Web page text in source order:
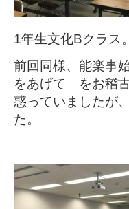
1年生文化Bクラス。
前回同様、能楽事
をあげて」をお稽
惑っていましたが
た。